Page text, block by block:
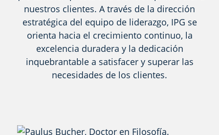
nuestros clientes. A través de la dirección
estratégica del equipo de liderazgo, IPG se
orienta hacia el crecimiento continuo, la
excelencia duradera y la dedicación
inquebrantable a satisfacer y superar las
necesidades de los clientes.